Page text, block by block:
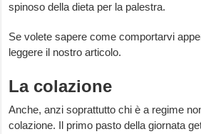
spinoso della dieta per la palestra.
Se volete sapere come comportarvi
leggere il nostro articolo.
La colazione
Anche, anzi soprattutto chi è a regime
colazione. Il primo pasto della giornata